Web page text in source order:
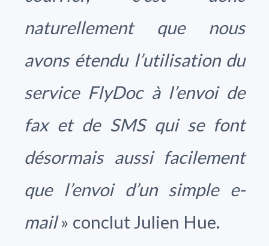
naturellement que nous
avons étendu l’utilisation du
service FlyDoc à l’envoi de
fax et de SMS qui se font
désormais aussi facilement
que l’envoi d’un simple e-
mail» conclut Julien Hue.